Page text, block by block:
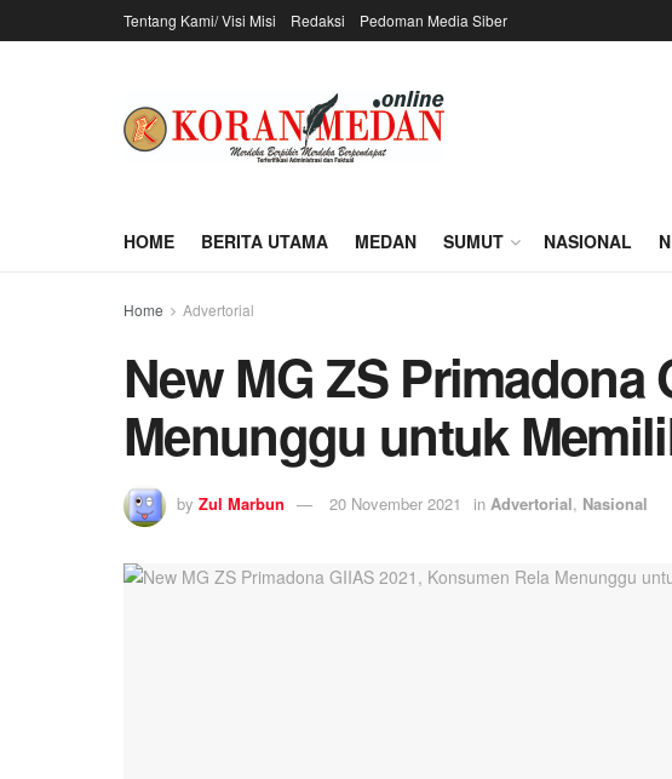
Tentang Kami/ Visi Misi Redaksi Pedoman Media Siber
HOME BERITA UTAMA MEDAN SUMUT NASIONAL
Home Advertorial
New MG ZS Primadona
Menunggu untuk
by Zul Marbun 20 November 2021 in Advertorial, Nasional